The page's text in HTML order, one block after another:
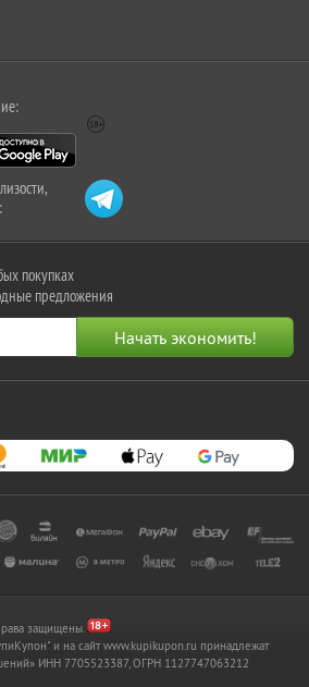
покупках
предложения
защищены.
и на сайт www.kupikupon.ru принадлежат
ИНН 7705523387, ОГРН 1127747063212